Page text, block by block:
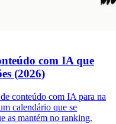
com IA que
(2026)
conteúdo com IA para na
calendário que se
as mantém no ranking.